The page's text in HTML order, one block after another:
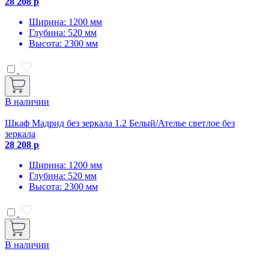
Ширина: 1200 мм
Глубина: 520 мм
Высота: 2300 мм
В наличии
Шкаф Мадрид без зеркала 1.2 Белый/Ателье светлое без
зеркала
28 208 р
Ширина: 1200 мм
Глубина: 520 мм
Высота: 2300 мм
В наличии